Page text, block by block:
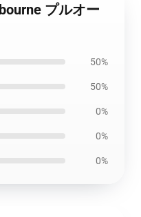
プルオー
50%
50%
0%
0%
0%